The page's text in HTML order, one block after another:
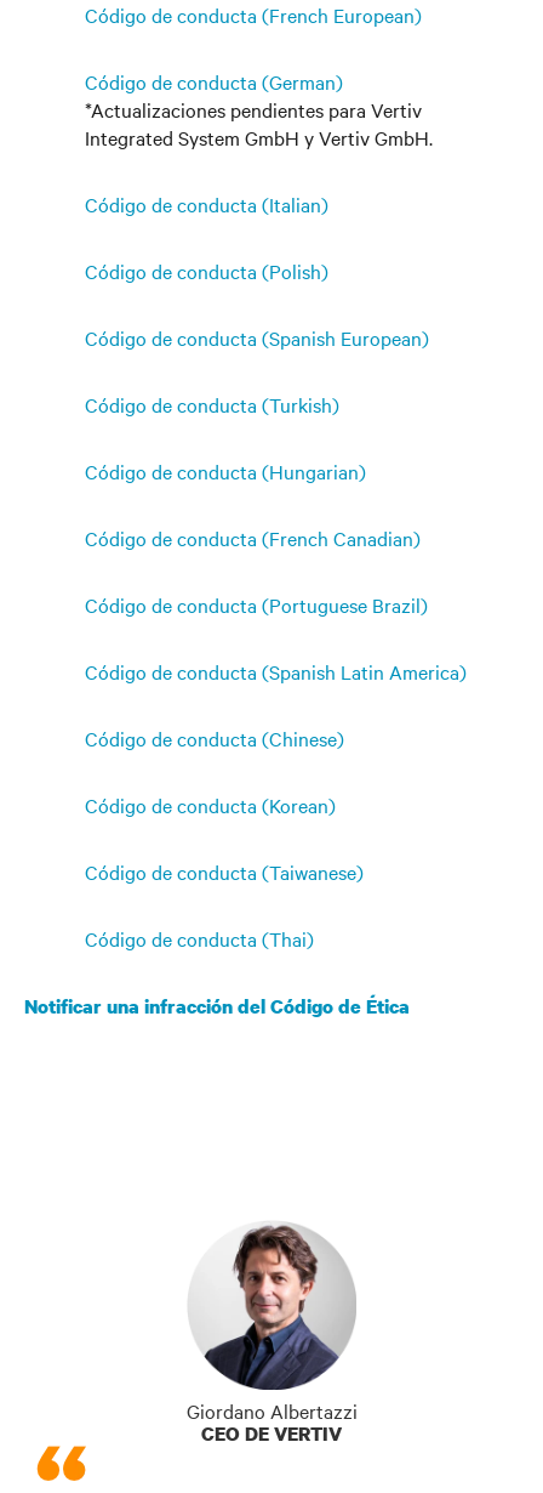
Código de conducta (French European)
Código de conducta (German)
*Actualizaciones pendientes para Vertiv
Integrated System GmbH y Vertiv GmbH.
Código de conducta (Italian)
Código de conducta (Polish)
Código de conducta (Spanish European)
Código de conducta (Turkish)
Código de conducta (Hungarian)
Código de conducta (French Canadian)
Código de conducta (Portuguese Brazil)
Código de conducta (Spanish Latin America)
Código de conducta (Chinese)
Código de conducta (Korean)
Código de conducta (Taiwanese)
Código de conducta (Thai)
Notificar una infracción del Código de Ética
Giordano Albertazzi
CEO DE VERTIV